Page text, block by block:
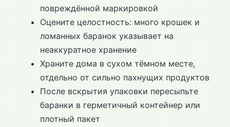
повреждённой маркировкой
Оцените целостность: много крошек и
ломанных баранок указывает на
неаккуратное хранение
Храните дома в сухом тёмном месте,
отдельно от сильно пахнущих продуктов
После вскрытия упаковки пересыпьте
баранки в герметичный контейнер или
плотный пакет